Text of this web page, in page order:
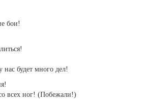
бои!
будет много дел!
всех ног! (Побежали!)